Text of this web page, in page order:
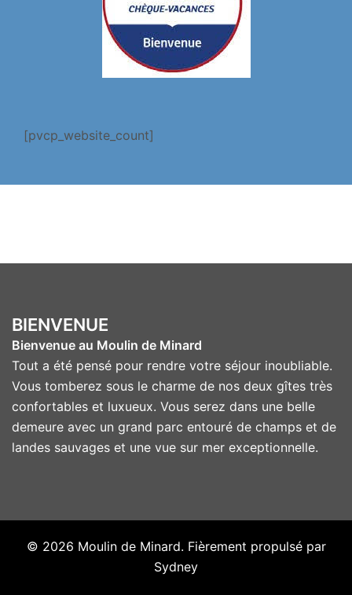
[pvcp_website_count]
BIENVENUE
Bienvenue au Moulin de Minard
Tout a été pensé pour rendre votre séjour inoubliable.
Vous tomberez sous le charme de nos deux gîtes très
confortables et luxueux. Vous serez dans une belle
demeure avec un grand parc entouré de champs et de
landes sauvages et une vue sur mer exceptionnelle.
© 2026 Moulin de Minard. Fièrement propulsé par
Sydney